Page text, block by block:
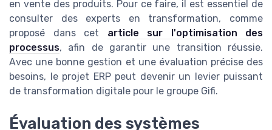
en vente des produits. Pour ce faire, il est essentiel de
consulter des experts en transformation, comme
proposé dans cet article sur l'optimisation des
processus, afin de garantir une transition réussie.
Avec une bonne gestion et une évaluation précise des
besoins, le projet ERP peut devenir un levier puissant
de transformation digitale pour le groupe Gifi.
Évaluation des systèmes